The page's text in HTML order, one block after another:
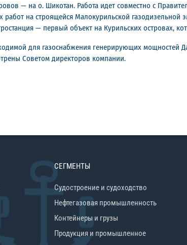
— на о. Шикотан. Работа идет совместно с
на строящейся Малокурильской газодизельной
— первый объект на Курильских островах,
для газоснабжения генерирующих мощностей
Советом директоров компании.
СЕГМЕНТЫ
Судостроение и судоходство
Нефтегазовая промышленность
Контейнеры и грузы
Продукция и промышленное